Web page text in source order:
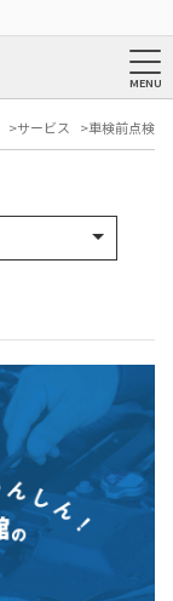
サービス 車検前点検